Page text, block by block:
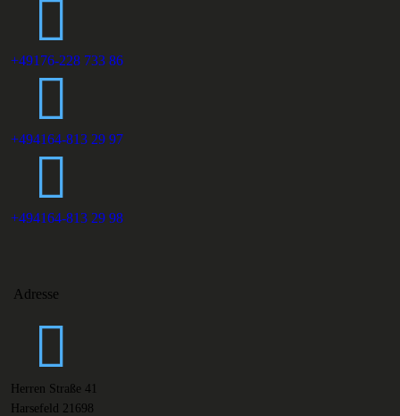
+49176-228 733 86
+494164-813 29 97
+494164-813 29 98
Adresse
Herren Straße 41
Harsefeld 21698